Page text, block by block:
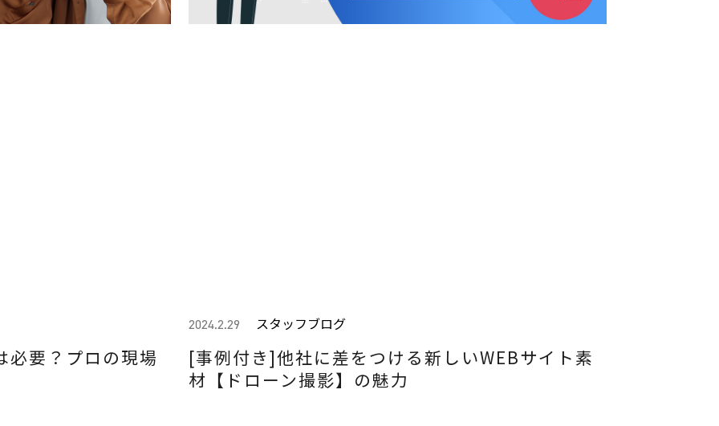
必要？プロの現場
2024.2.29 スタッフブログ
[事例付き]他社に差をつける新しいWEBサイト素
材【ドローン撮影】の魅力